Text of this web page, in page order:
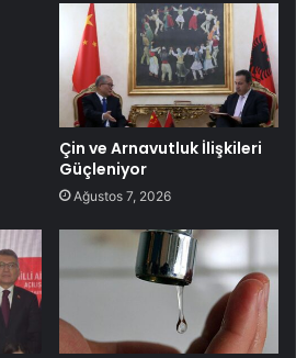
Çin ve Arnavutluk İlişkileri
Güçleniyor
Ağustos 7, 2026